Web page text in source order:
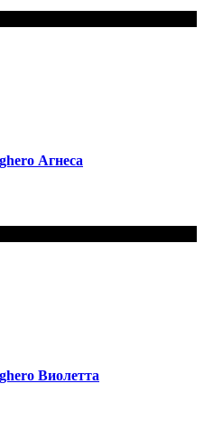
Агнеса
Виолетта